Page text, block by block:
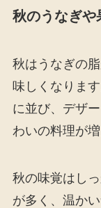
秋のうなぎや
秋はうなぎの
味しくなりま
に並び、デザ
わいの料理が増
秋の味覚はし
が多く、温か